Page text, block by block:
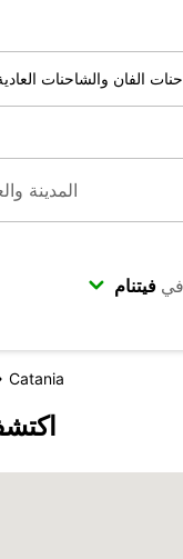
الفان والشاحنات
Catania